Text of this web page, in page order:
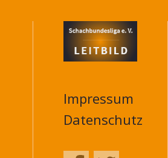
Impressum
Datenschutz